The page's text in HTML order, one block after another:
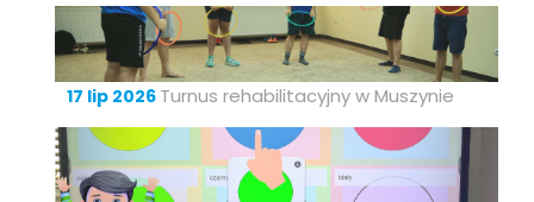
17 lip 2026 Turnus rehabilitacyjny w Muszynie